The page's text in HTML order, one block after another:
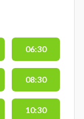
06:30
08:30
10:30